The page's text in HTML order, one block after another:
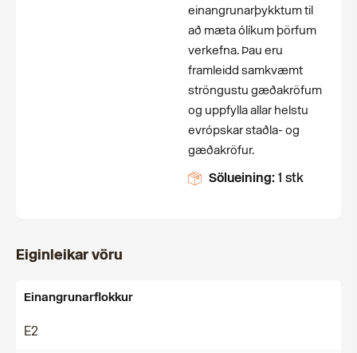
einangrunarþykktum til
að mæta ólíkum þörfum
verkefna. Þau eru
framleidd samkvæmt
ströngustu gæðakröfum
og uppfylla allar helstu
evrópskar staðla- og
gæðakröfur.
Sölueining:1 stk
Eiginleikar vöru
Einangrunarflokkur
E2